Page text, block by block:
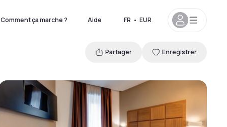
Comment ça marche ? Aide FR • EUR
Partager Enregistrer